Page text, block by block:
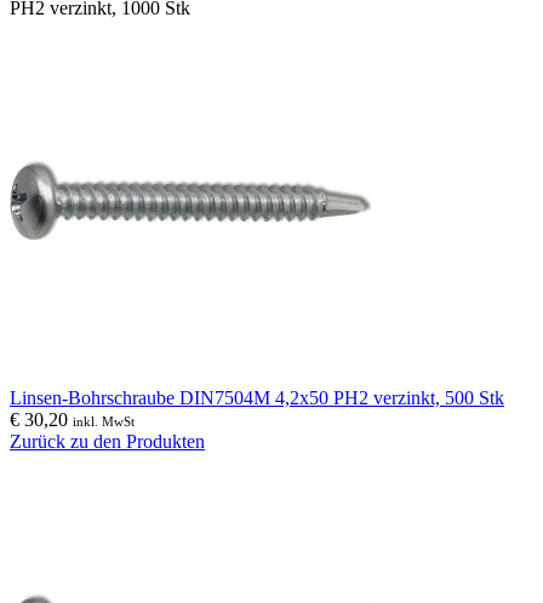
PH2 verzinkt, 1000 Stk
Linsen-Bohrschraube DIN7504M 4,2x50 PH2 verzinkt, 500 Stk
€ 30,20 inkl. MwSt
Zurück zu den Produkten